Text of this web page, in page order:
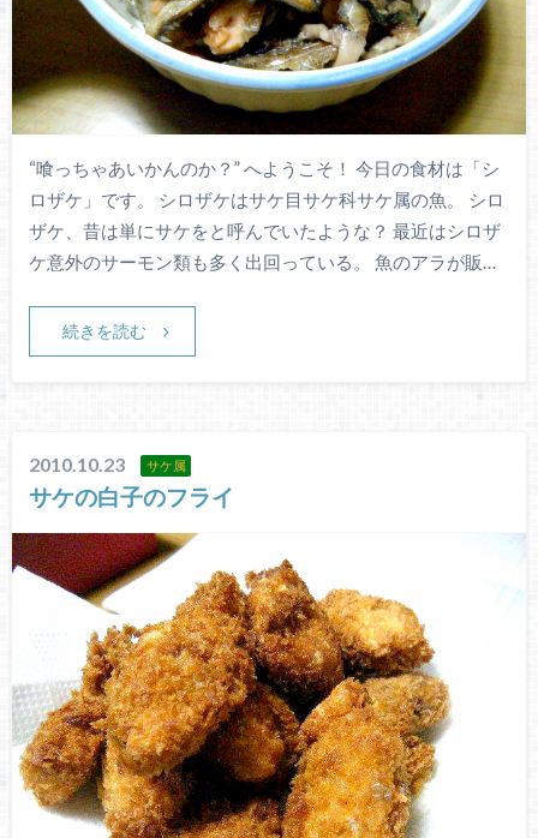
“喰っちゃあいかんのか？” へようこそ！ 今日の食材は「シ
ロザケ」です。 シロザケはサケ目サケ科サケ属の魚。 シロ
ザケ、昔は単にサケをと呼んでいたような？ 最近はシロザ
ケ意外のサーモン類も多く出回っている。 魚のアラが販…
続きを読む
2010.10.23 サケ属
サケの白子のフライ